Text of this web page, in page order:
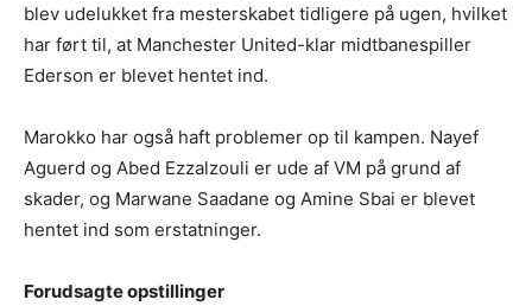
blev udelukket fra mesterskabet tidligere på ugen, hvilket
har ført til, at Manchester United-klar midtbanespiller
Ederson er blevet hentet ind.
Marokko har også haft problemer op til kampen. Nayef
Aguerd og Abed Ezzalzouli er ude af VM på grund af
skader, og Marwane Saadane og Amine Sbai er blevet
hentet ind som erstatninger.
Forudsagte opstillinger